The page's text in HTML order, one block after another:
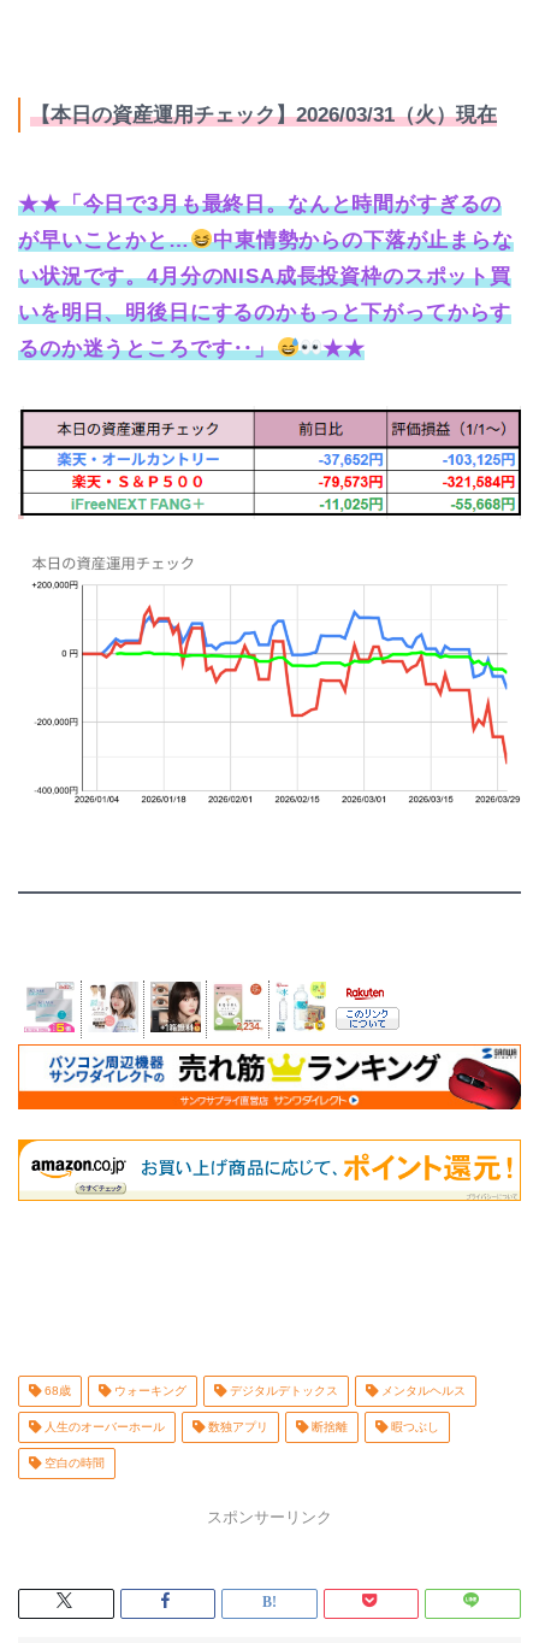
【本日の資産運用チェック】2026/03/31（火）現在
★★「今日で3月も最終日。なんと時間がすぎるの
が早いことかと…
中東情勢からの下落が止まらな
い状況です。4月分のNISA成長投資枠のスポット買
いを明日、明後日にするのかもっと下がってからす
るのか迷うところです‥」 ★★
68歳 ウォーキング デジタルデトックス メンタルヘルス
人生のオーバーホール 数独アプリ 断捨離 暇つぶし
空白の時間
スポンサーリンク